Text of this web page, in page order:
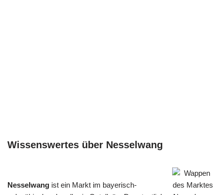
Wissenswertes über Nesselwang
Nesselwang ist ein Markt im bayerisch-